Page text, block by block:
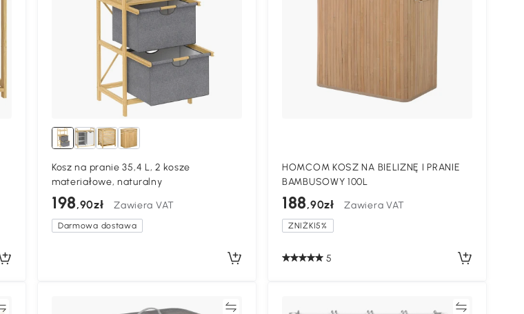
Kosz na pranie 35,4 L, 2 kosze
materiałowe, naturalny
198,90zł Zawiera VAT
Darmowa dostawa
HOMCOM KOSZ NA BIELIZNĘ I PRANIE
BAMBUSOWY 100L
188,90zł Zawiera VAT
ZNIŻKI5%
5
Porównywać